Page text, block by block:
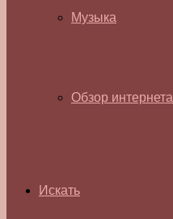
Музыка
Обзор интернета
Искать